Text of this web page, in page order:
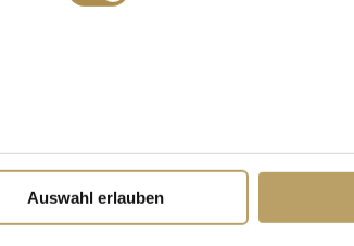
Auswahl erlauben